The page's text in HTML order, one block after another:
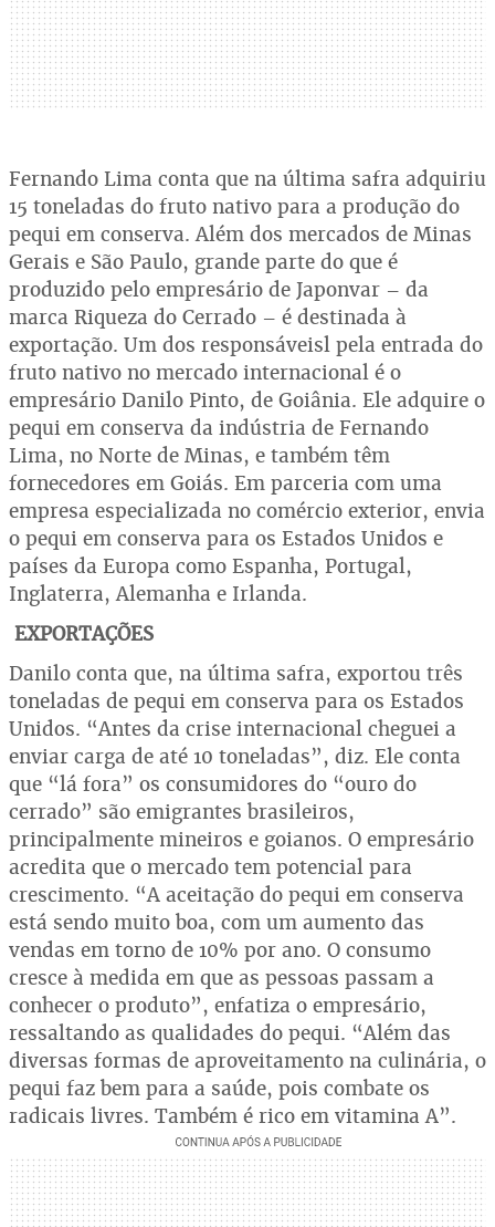
Fernando Lima conta que na última safra adquiriu
15 toneladas do fruto nativo para a produção do
pequi em conserva. Além dos mercados de Minas
Gerais e São Paulo, grande parte do que é
produzido pelo empresário de Japonvar – da
marca Riqueza do Cerrado – é destinada à
exportação. Um dos responsáveisl pela entrada do
fruto nativo no mercado internacional é o
empresário Danilo Pinto, de Goiânia. Ele adquire o
pequi em conserva da indústria de Fernando
Lima, no Norte de Minas, e também têm
fornecedores em Goiás. Em parceria com uma
empresa especializada no comércio exterior, envia
o pequi em conserva para os Estados Unidos e
países da Europa como Espanha, Portugal,
Inglaterra, Alemanha e Irlanda.
EXPORTAÇÕES
Danilo conta que, na última safra, exportou três
toneladas de pequi em conserva para os Estados
Unidos. “Antes da crise internacional cheguei a
enviar carga de até 10 toneladas”, diz. Ele conta
que “lá fora” os consumidores do “ouro do
cerrado” são emigrantes brasileiros,
principalmente mineiros e goianos. O empresário
acredita que o mercado tem potencial para
crescimento. “A aceitação do pequi em conserva
está sendo muito boa, com um aumento das
vendas em torno de 10% por ano. O consumo
cresce à medida em que as pessoas passam a
conhecer o produto”, enfatiza o empresário,
ressaltando as qualidades do pequi. “Além das
diversas formas de aproveitamento na culinária, o
pequi faz bem para a saúde, pois combate os
radicais livres. Também é rico em vitamina A”.